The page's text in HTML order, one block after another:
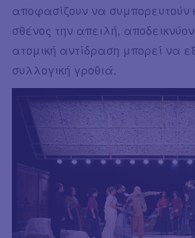
αποφασίζουν να συμπορευτούν
σθένος την απειλή,
ατομική αντίδραση μπορεί να
συλλογική γροθιά.